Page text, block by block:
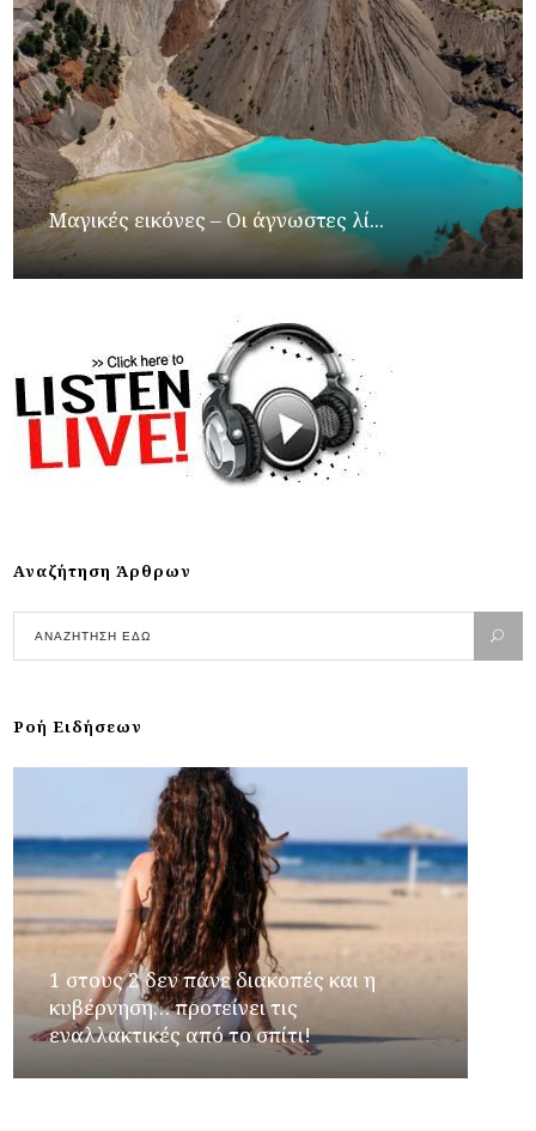
Μαγικές εικόνες – Οι άγνωστες λί...
Αναζήτηση Άρθρων
Ροή Ειδήσεων
1 στους 2 δεν πάνε διακοπές και η
κυβέρνηση… προτείνει τις
εναλλακτικές από το σπίτι!